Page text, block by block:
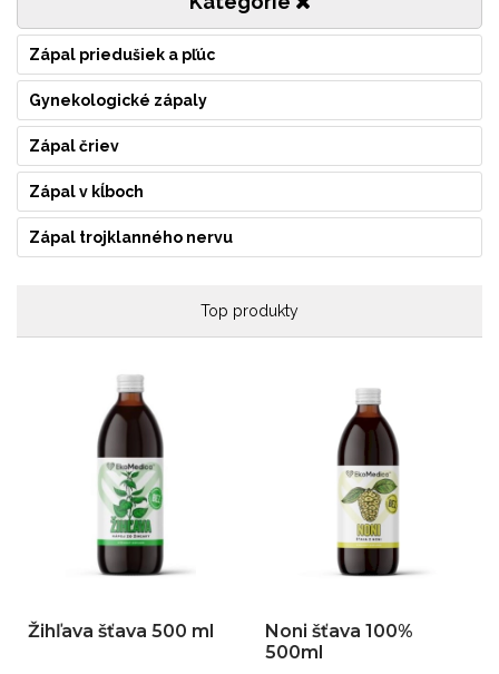
Zápal priedušiek a pľúc
Gynekologické zápaly
Zápal čriev
Zápal v kĺboch
Zápal trojklanného nervu
Top produkty
Žihľava šťava 500 ml
Noni šťava 100%
500ml